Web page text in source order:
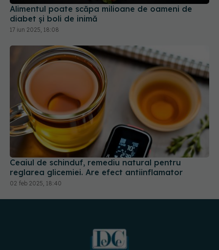
17 iun 2025, 18:08
Ceaiul de schinduf, remediu natural pentru
reglarea glicemiei. Are efect antiinflamator
02 feb 2025, 18:40